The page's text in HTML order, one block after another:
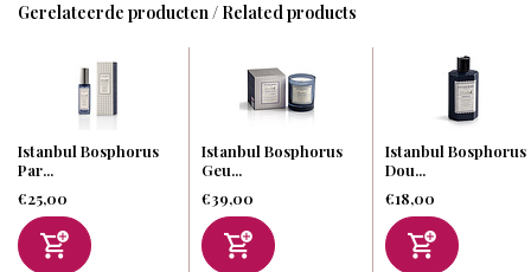
Gerelateerde producten / Related products
Istanbul Bosphorus
Par...
€25,00
Istanbul Bosphorus
Geu...
€39,00
Istanbul Bosphorus
Dou...
€18,00